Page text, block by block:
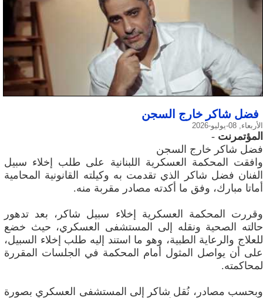
فضل شاكر خارج السجن
الأربعاء, 08-يوليو-2026
المؤتمرنت -
فضل شاكر خارج السجن
وافقت المحكمة العسكرية اللبنانية على طلب إخلاء سبيل
الفنان فضل شاكر الذي تقدمت به وكيلته القانونية المحامية
أماتا مبارك، وفق ما أكدته مصادر مقربة منه.
وقررت المحكمة العسكرية إخلاء سبيل شاكر، بعد تدهور
حالته الصحية ونقله إلى المستشفى العسكري، حيث خضع
للعلاج والرعاية الطبية، وهو ما استند إليه طلب إخلاء السبيل،
على أن يواصل المثول أمام المحكمة في الجلسات المقررة
لمحاكمته.
وبحسب مصادر، نُقل شاكر إلى المستشفى العسكري بصورة